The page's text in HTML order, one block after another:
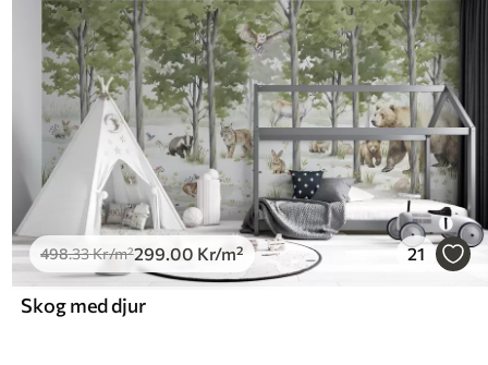
498.33Kr/m²299 .00 Kr/m² 21
Skog med djur